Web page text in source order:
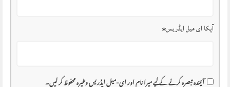
آپکا ای میل ایڈریس*